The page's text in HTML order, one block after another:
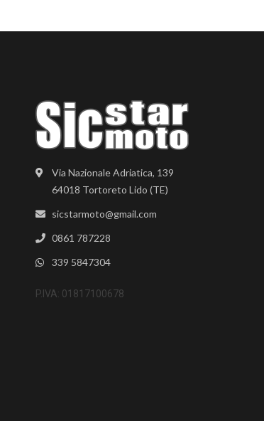
Via Nazionale Adriatica, 139
64018 Tortoreto Lido (TE)
sicstarmoto@gmail.com
0861 787228
339 5847304
P.IVA: 01817100678